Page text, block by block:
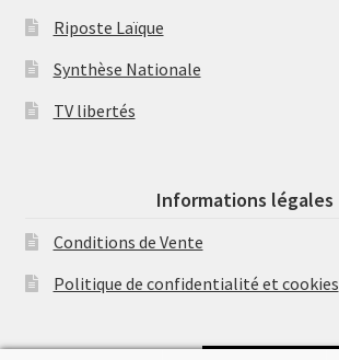
Riposte Laïque
Synthèse Nationale
TV libertés
Informations légales
Conditions de Vente
Politique de confidentialité et cookies